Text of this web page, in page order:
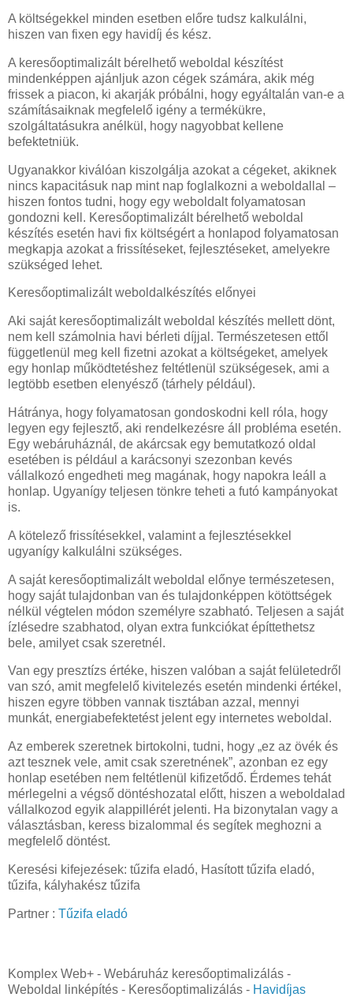
A költségekkel minden esetben előre tudsz kalkulálni,
hiszen van fixen egy havidíj és kész.
A keresőoptimalizált bérelhető weboldal készítést
mindenképpen ajánljuk azon cégek számára, akik még
frissek a piacon, ki akarják próbálni, hogy egyáltalán van-e a
számításaiknak megfelelő igény a termékükre,
szolgáltatásukra anélkül, hogy nagyobbat kellene
befektetniük.
Ugyanakkor kiválóan kiszolgálja azokat a cégeket, akiknek
nincs kapacitásuk nap mint nap foglalkozni a weboldallal –
hiszen fontos tudni, hogy egy weboldalt folyamatosan
gondozni kell. Keresőoptimalizált bérelhető weboldal
készítés esetén havi fix költségért a honlapod folyamatosan
megkapja azokat a frissítéseket, fejlesztéseket, amelyekre
szükséged lehet.
Keresőoptimalizált weboldalkészítés előnyei
Aki saját keresőoptimalizált weboldal készítés mellett dönt,
nem kell számolnia havi bérleti díjjal. Természetesen ettől
függetlenül meg kell fizetni azokat a költségeket, amelyek
egy honlap működtetéshez feltétlenül szükségesek, ami a
legtöbb esetben elenyésző (tárhely például).
Hátránya, hogy folyamatosan gondoskodni kell róla, hogy
legyen egy fejlesztő, aki rendelkezésre áll probléma esetén.
Egy webáruháznál, de akárcsak egy bemutatkozó oldal
esetében is például a karácsonyi szezonban kevés
vállalkozó engedheti meg magának, hogy napokra leáll a
honlap. Ugyanígy teljesen tönkre teheti a futó kampányokat
is.
A kötelező frissítésekkel, valamint a fejlesztésekkel
ugyanígy kalkulálni szükséges.
A saját keresőoptimalizált weboldal előnye természetesen,
hogy saját tulajdonban van és tulajdonképpen kötöttségek
nélkül végtelen módon személyre szabható. Teljesen a saját
ízlésedre szabhatod, olyan extra funkciókat építtethetsz
bele, amilyet csak szeretnél.
Van egy presztízs értéke, hiszen valóban a saját felületedről
van szó, amit megfelelő kivitelezés esetén mindenki értékel,
hiszen egyre többen vannak tisztában azzal, mennyi
munkát, energiabefektetést jelent egy internetes weboldal.
Az emberek szeretnek birtokolni, tudni, hogy „ez az övék és
azt tesznek vele, amit csak szeretnének”, azonban ez egy
honlap esetében nem feltétlenül kifizetődő. Érdemes tehát
mérlegelni a végső döntéshozatal előtt, hiszen a weboldalad
vállalkozod egyik alappillérét jelenti. Ha bizonytalan vagy a
választásban, keress bizalommal és segítek meghozni a
megfelelő döntést.
Keresési kifejezések: tűzifa eladó, Hasított tűzifa eladó,
tűzifa, kályhakész tűzifa
Partner : Tűzifa eladó
Komplex Web+ - Webáruház keresőoptimalizálás -
Weboldal linképítés - Keresőoptimalizálás - Havidíjas